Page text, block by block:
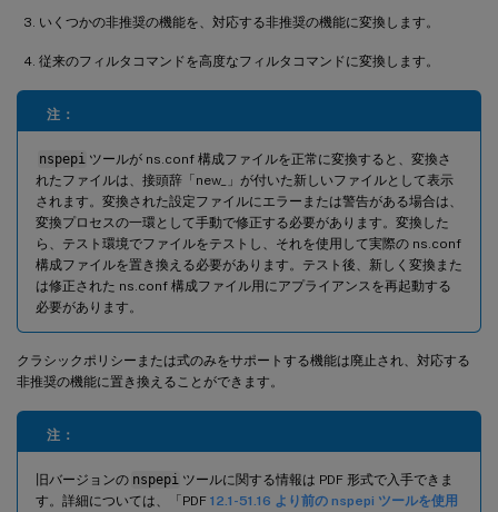
いくつかの非推奨の機能を、対応する非推奨の機能に変換します。
従来のフィルタコマンドを高度なフィルタコマンドに変換します。
注：
nspepi ツールが ns.conf 構成ファイルを正常に変換すると、変換さ
れたファイルは、接頭辞「new_」が付いた新しいファイルとして表示
されます。変換された設定ファイルにエラーまたは警告がある場合は、
変換プロセスの一環として手動で修正する必要があります。変換した
ら、テスト環境でファイルをテストし、それを使用して実際の ns.conf
構成ファイルを置き換える必要があります。テスト後、新しく変換また
は修正された ns.conf 構成ファイル用にアプライアンスを再起動する
必要があります。
クラシックポリシーまたは式のみをサポートする機能は廃止され、対応する
非推奨の機能に置き換えることができます。
注：
旧バージョンの nspepi ツールに関する情報は PDF 形式で入手できま
す。詳細については、「PDF 12.1-51.16 より前の nspepi ツールを使用